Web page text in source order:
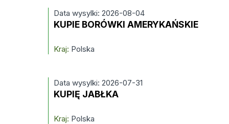
Data wysylki: 2026-08-04
KUPIE BORÓWKI AMERYKAŃSKIE
Kraj: Polska
Data wysylki: 2026-07-31
KUPIĘ JABŁKA
Kraj: Polska